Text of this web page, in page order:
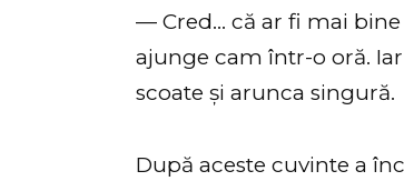
— Cred… că ar fi mai
ajunge cam într-o oră.
scoate și arunca singură.
După aceste cuvinte a